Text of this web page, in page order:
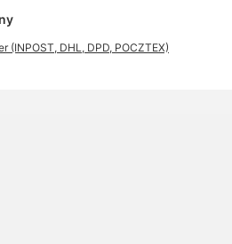
(INPOST, DHL, DPD, POCZTEX)